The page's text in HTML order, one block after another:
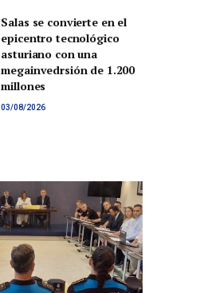
Salas se convierte en el
epicentro tecnológico
asturiano con una
megainvedrsión de 1.200
millones
03/08/2026